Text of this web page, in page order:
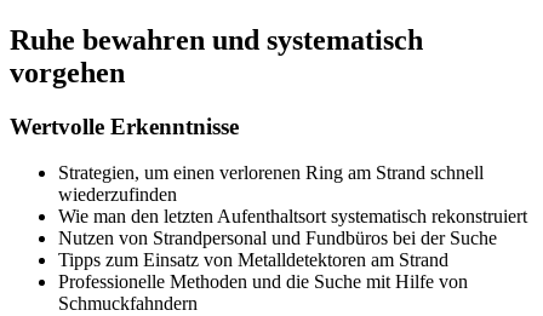
Ruhe bewahren und systematisch
vorgehen
Wertvolle Erkenntnisse
Strategien, um einen verlorenen Ring am Strand schnell
wiederzufinden
Wie man den letzten Aufenthaltsort systematisch rekonstruiert
Nutzen von Strandpersonal und Fundbüros bei der Suche
Tipps zum Einsatz von Metalldetektoren am Strand
Professionelle Methoden und die Suche mit Hilfe von
Schmuckfahndern